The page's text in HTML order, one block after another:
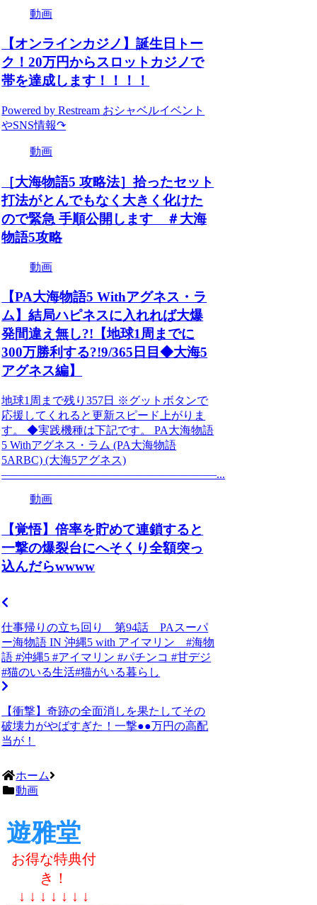
動画
【オンラインカジノ】誕生日トー
ク！20万円からスロットカジノで
帯を達成します！！！！
Powered by Restream おシャベルイベント
やSNS情報↷
動画
［大海物語5 攻略法］拾ったセット
打法がとんでもなく大きく化けた
ので緊急 手順公開します ＃大海
物語5攻略
動画
【PA大海物語5 Withアグネス・ラ
ム】結局ハピネスに入れれば大爆
発間違え無し?!【地球1周までに
300万勝利する?!9/365日目◆大海5
アグネス編】
地球1周まで残り357日 ※グットボタンで
応援してくれると更新スピード上がりま
す。 ◆実践機種は下記です。 PA大海物語
5 Withアグネス・ラム (PA大海物語
5ARBC) (大海5アグネス)
―――――――――――――――――――...
動画
【覚悟】倍率を貯めて連鎖すると
一撃の爆裂台にへそくり全額突っ
込んだらwwww
仕事帰りの立ち回り 第94話 PAスーパ
ー海物語 IN 沖縄5 with アイマリン #海物
語 #沖縄5 #アイマリン #パチンコ #甘デジ
#猫のいる生活#猫がいる暮らし
【衝撃】奇跡の全面消しを果たしてその
破壊力がやばすぎた！一撃●●万円の高配
当が！
ホーム
動画
遊雅堂
お得な特典付
き！
↓ ↓ ↓ ↓ ↓ ↓ ↓